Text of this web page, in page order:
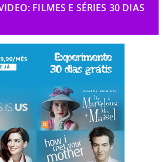
FILMES E SÉRIES 30 DIAS